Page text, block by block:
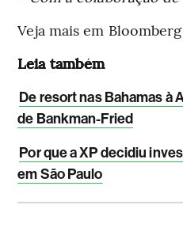
Veja mais em
Leia também
De resort nas Bahamas à
de Bankman-Fried
Por que a XP decidiu
em São Paulo